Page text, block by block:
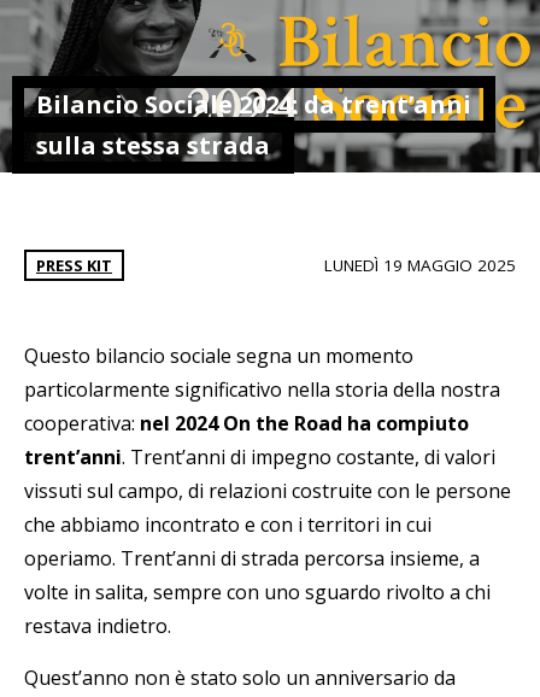
Bilancio Sociale 2024: da trent’anni
sulla stessa strada
PRESS KIT LUNEDÌ 19 MAGGIO 2025
Questo bilancio sociale segna un momento
particolarmente significativo nella storia della nostra
cooperativa: nel 2024 On the Road ha compiuto
trent’anni. Trent’anni di impegno costante, di valori
vissuti sul campo, di relazioni costruite con le persone
che abbiamo incontrato e con i territori in cui
operiamo. Trent’anni di strada percorsa insieme, a
volte in salita, sempre con uno sguardo rivolto a chi
restava indietro.
Quest’anno non è stato solo un anniversario da